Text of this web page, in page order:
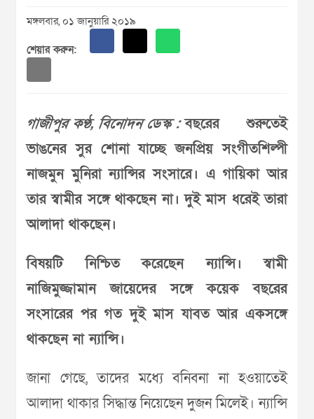
মঙ্গলবার, ০১ জানুয়ারি ২০১৯
শেয়ার করুন:
গাজীপুর কণ্ঠ, বিনোদন ডেস্ক :বছরের শুরুতেই
ভাঙনের সুর শোনা যাচ্ছে জনপ্রিয় সংগীতশিল্পী
নাজমুন মুনিরা ন্যান্সির সংসারে। এ গায়িকা আর
তার স্বামীর সঙ্গে থাকছেন না। দুই মাস ধরেই তারা
আলাদা থাকছেন।
বিষয়টি নিশ্চিত করেছেন ন্যান্সি। স্বামী
নাজিমুজ্জামান জায়েদের সঙ্গে কয়েক বছরের
সংসারের পর গত দুই মাস যাবত আর একসঙ্গে
থাকছেন না ন্যান্সি।
জানা গেছে, তাদের মধ্যে বনিবনা না হওয়াতেই
আলাদা থাকার সিদ্ধান্ত নিয়েছেন দুজন মিলেই। ন্যান্সি